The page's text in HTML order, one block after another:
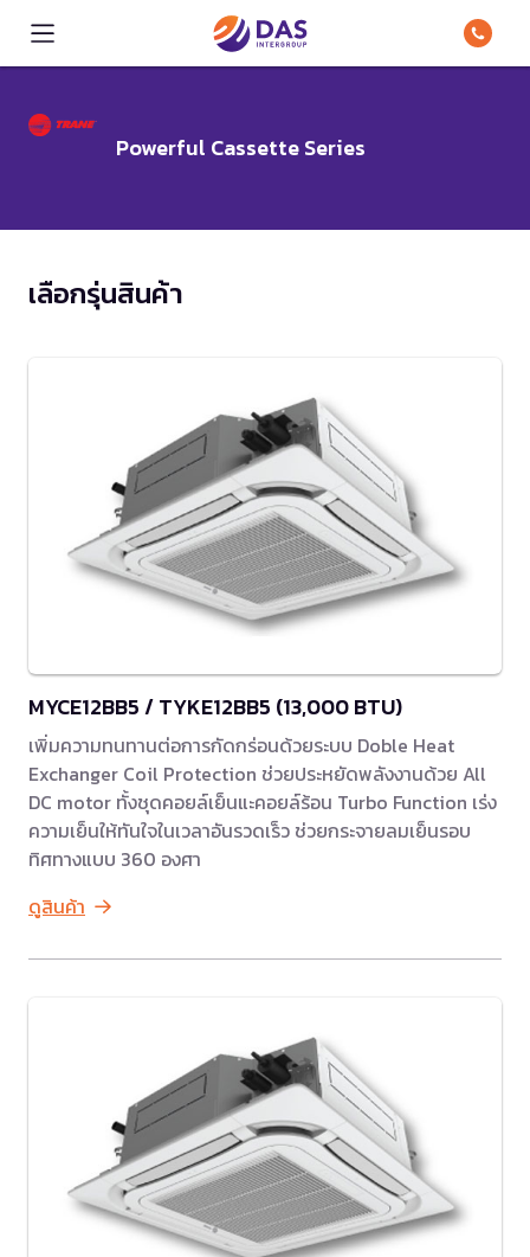
Powerful Cassette Series
เลือกรุ่นสินค้า
MYCE12BB5 / TYKE12BB5 (13,000 BTU)
เพิ่มความทนทานต่อการกัดกร่อนด้วยระบบ Doble Heat
Exchanger Coil Protection ช่วยประหยัดพลังงานด้วย All
DC motor ทั้งชุดคอยล์เย็นแะคอยล์ร้อน Turbo Function เร่ง
ความเย็นให้ทันใจในเวลาอันรวดเร็ว ช่วยกระจายลมเย็นรอบ
ทิศทางแบบ 360 องศา
ดูสินค้า